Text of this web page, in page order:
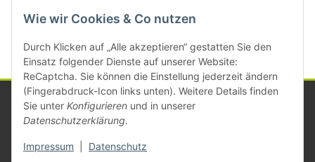
Wie wir Cookies & Co nutzen
Durch Klicken auf „Alle akzeptieren“ gestatten Sie den
Einsatz folgender Dienste auf unserer Website:
ReCaptcha. Sie können die Einstellung jederzeit ändern
(Fingerabdruck-Icon links unten). Weitere Details finden
Sie unter Konfigurieren und in unserer
Datenschutzerklärung.
Impressum Datenschutz
Kategorien